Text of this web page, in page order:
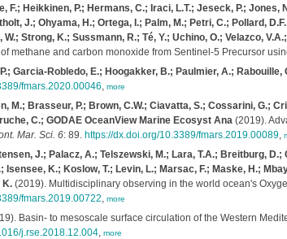
F.; Heikkinen, P.; Hermans, C.; Iraci, L.T.; Jeseck, P.;
J.; Ohyama, H.; Ortega, I.; Palm, M.; Petri, C.; Pollard,
Strong, K.; Sussmann, R.; Té, Y.; Uchino, O.; Velazco,
methane and carbon monoxide from Sentinel-5 Precursor
Garcia-Robledo, E.; Hoogakker, B.; Paulmier, A.; Rabouille,
fmars.2020.00046, more
M.; Brasseur, P.; Brown, C.W.; Ciavatta, S.; Cossarini, G.;
C.; GODAE OceanView Marine Ecosyst Ana(2019).
Mar. Sci. 6: 89. https://dx.doi.org/10.3389/fmars.2019.00089,
J.; Palacz, A.; Telszewski, M.; Lara, T.A.; Breitburg,
Isensee, K.; Koslow, T.; Levin, L.; Marsac, F.; Maske, H.;
K.(2019). Multidisciplinary observing in the world ocean's
fmars.2019.00722, more
Basin- to mesoscale surface circulation of the Western
j.rse.2018.12.004, more